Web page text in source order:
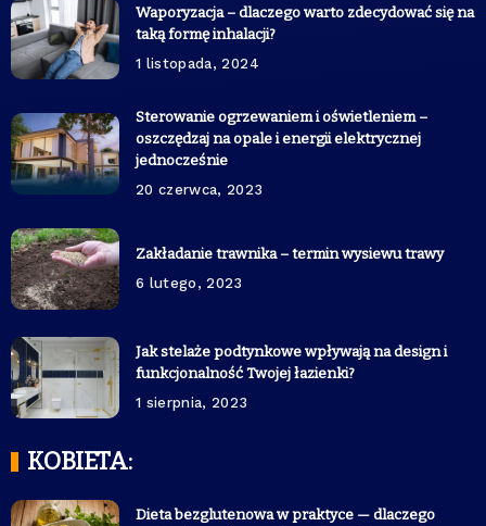
Waporyzacja – dlaczego warto zdecydować się na
taką formę inhalacji?
1 listopada, 2024
Sterowanie ogrzewaniem i oświetleniem –
oszczędzaj na opale i energii elektrycznej
jednocześnie
20 czerwca, 2023
Zakładanie trawnika – termin wysiewu trawy
6 lutego, 2023
Jak stelaże podtynkowe wpływają na design i
funkcjonalność Twojej łazienki?
1 sierpnia, 2023
KOBIETA:
Dieta bezglutenowa w praktyce — dlaczego